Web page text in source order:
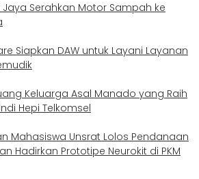
Jaya Serahkan Motor Sampah ke
Siapkan DAW untuk Layani Layanan
Keluarga Asal Manado yang Raih
Hepi Telkomsel
Mahasiswa Unsrat Lolos Pendanaan
Hadirkan Prototipe Neurokit di PKM